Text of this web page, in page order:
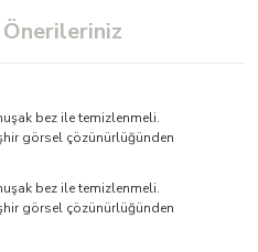
Önerileriniz
bez ile temizlenmeli.
görsel çözünürlüğünden
bez ile temizlenmeli.
görsel çözünürlüğünden